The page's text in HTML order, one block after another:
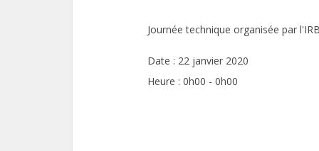
Journée technique organisée par
Date : 22 janvier 2020
Heure : 0h00 - 0h00